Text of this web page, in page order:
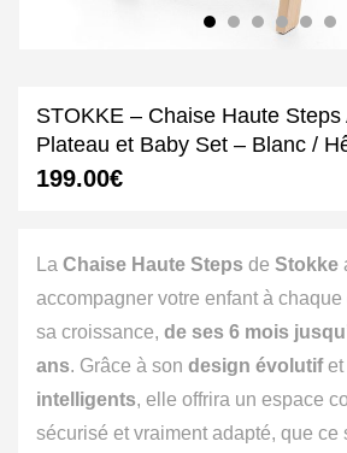
STOKKE – Chaise Haute Steps
Plateau et Baby Set – Blanc /
199.00€
La Chaise Haute Steps de Stokke
accompagner votre enfant à
sa croissance, de ses 6 mois
ans. Grâce à son design évolutifet
intelligents, elle offrira un espace
sécurisé et vraiment adapté, que ce